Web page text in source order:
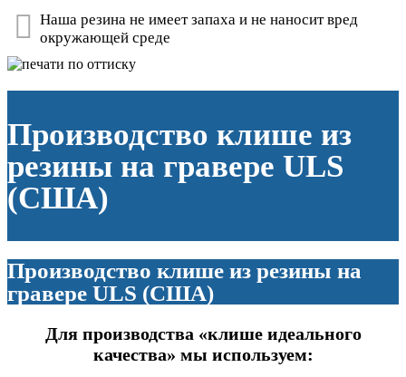
Наша резина не имеет запаха и не наносит вред
окружающей среде
Производство клише из
резины на гравере ULS
(США)
Производство клише из резины на
гравере ULS (США)
Для производства «клише идеального
качества» мы используем: